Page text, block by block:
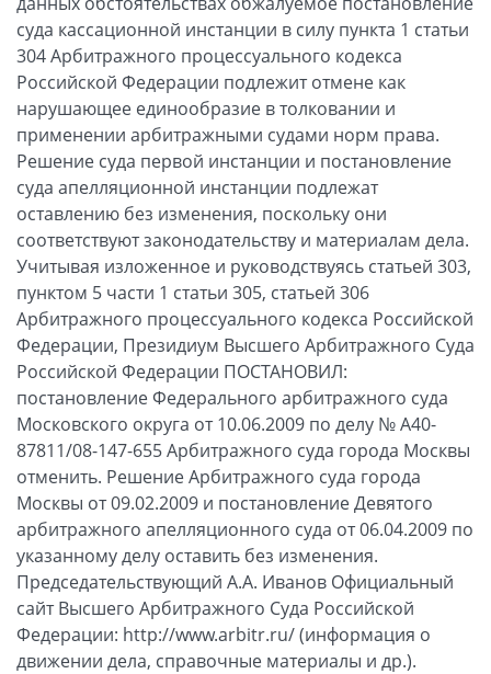
суда кассационной инстанции в силу пункта 1 статьи
304 Арбитражного процессуального кодекса
Российской Федерации подлежит отмене как
нарушающее единообразие в толковании и
применении арбитражными судами норм права.
Решение суда первой инстанции и постановление
суда апелляционной инстанции подлежат
оставлению без изменения, поскольку они
соответствуют законодательству и материалам дела.
Учитывая изложенное и руководствуясь статьей 303,
пунктом 5 части 1 статьи 305, статьей 306
Арбитражного процессуального кодекса Российской
Федерации, Президиум Высшего Арбитражного Суда
Российской Федерации ПОСТАНОВИЛ:
постановление Федерального арбитражного суда
Московского округа от 10.06.2009 по делу № А40-
87811/08-147-655 Арбитражного суда города Москвы
отменить. Решение Арбитражного суда города
Москвы от 09.02.2009 и постановление Девятого
арбитражного апелляционного суда от 06.04.2009 по
указанному делу оставить без изменения.
Председательствующий А.А. Иванов Официальный
сайт Высшего Арбитражного Суда Российской
Федерации: http://www.arbitr.ru/ (информация о
движении дела, справочные материалы и др.).